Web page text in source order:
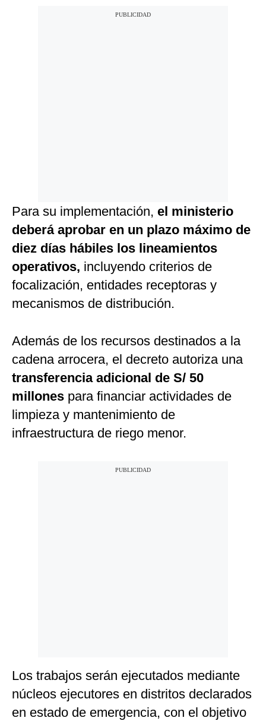
Para su implementación, el ministerio
deberá aprobar en un plazo máximo de
diez días hábiles los lineamientos
operativos, incluyendo criterios de
focalización, entidades receptoras y
mecanismos de distribución.
Además de los recursos destinados a la
cadena arrocera, el decreto autoriza una
transferencia adicional de S/ 50
millones para financiar actividades de
limpieza y mantenimiento de
infraestructura de riego menor.
Los trabajos serán ejecutados mediante
núcleos ejecutores en distritos declarados
en estado de emergencia, con el objetivo